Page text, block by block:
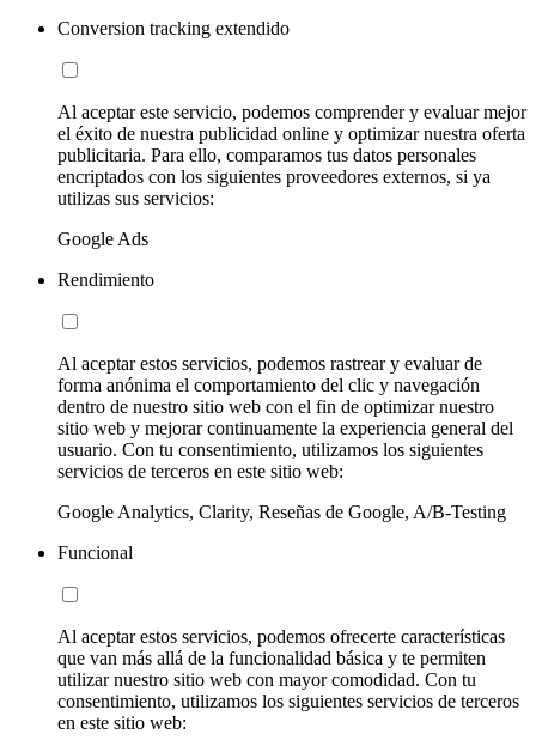
Conversion tracking extendido
Al aceptar este servicio, podemos comprender y evaluar mejor
el éxito de nuestra publicidad online y optimizar nuestra oferta
publicitaria. Para ello, comparamos tus datos personales
encriptados con los siguientes proveedores externos, si ya
utilizas sus servicios:
Google Ads
Rendimiento
Al aceptar estos servicios, podemos rastrear y evaluar de
forma anónima el comportamiento del clic y navegación
dentro de nuestro sitio web con el fin de optimizar nuestro
sitio web y mejorar continuamente la experiencia general del
usuario. Con tu consentimiento, utilizamos los siguientes
servicios de terceros en este sitio web:
Google Analytics, Clarity, Reseñas de Google, A/B-Testing
Funcional
Al aceptar estos servicios, podemos ofrecerte características
que van más allá de la funcionalidad básica y te permiten
utilizar nuestro sitio web con mayor comodidad. Con tu
consentimiento, utilizamos los siguientes servicios de terceros
en este sitio web: